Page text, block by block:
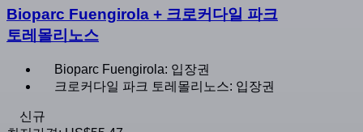
Bioparc Fuengirola + 크로커다일 파크
토레몰리노스
Bioparc Fuengirola: 입장권
크로커다일 파크 토레몰리노스: 입장권
신규